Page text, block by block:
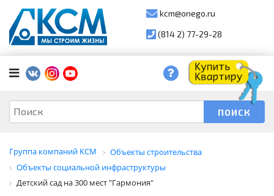
kcm@onego.ru
(814 2) 77-29-28
Группа компаний КСМ
Объекты строительства
Объекты социальной инфраструктуры
Детский сад на 300 мест "Гармония"